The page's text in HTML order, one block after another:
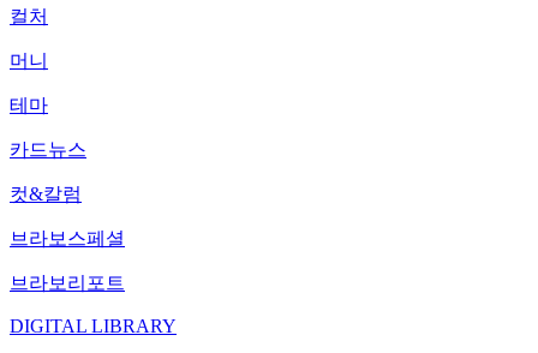
컬처
머니
테마
카드뉴스
컷&칼럼
브라보스페셜
브라보리포트
DIGITAL LIBRARY